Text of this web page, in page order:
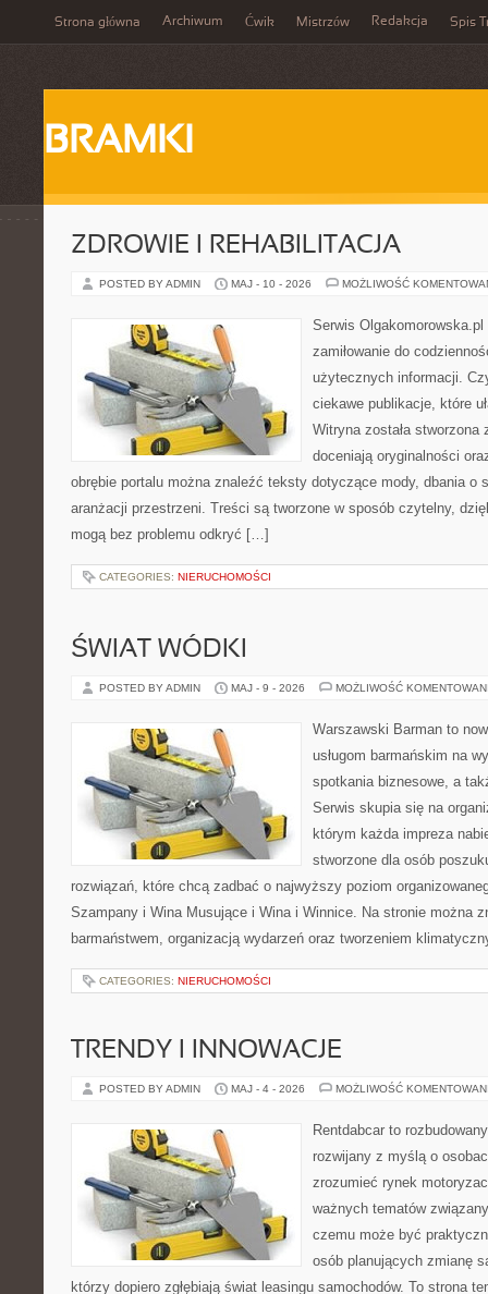
Strona główna Archiwum Ćwik Mistrzów Redakcja Spis
BRAMKI
ZDROWIE I REHABILITACJA
POSTED BY ADMIN MAJ - 10 - 2026 MOŻLIWOŚĆ
Serwis
zamiłowanie do
użytecznych informacji.
ciekawe publikacje, które
Witryna została
doceniają oryginalności
obrębie portalu można znaleźć teksty dotyczące mody, dbania o
aranżacji przestrzeni. Treści są tworzone w sposób czytelny,
mogą bez problemu odkryć […]
CATEGORIES: NIERUCHOMOŚCI
ŚWIAT WÓDKI
POSTED BY ADMIN MAJ - 9 - 2026 MOŻLIWOŚĆ
Warszawski Barman to
usługom barmańskim na
spotkania biznesowe, a
Serwis skupia się na
którym każda impreza
stworzone dla osób
rozwiązań, które chcą zadbać o najwyższy poziom
Szampany i Wina Musujące i Wina i Winnice. Na stronie można
barmaństwem, organizacją wydarzeń oraz tworzeniem
CATEGORIES: NIERUCHOMOŚCI
TRENDY I INNOWACJE
POSTED BY ADMIN MAJ - 4 - 2026 MOŻLIWOŚĆ
Rentdabcar to
rozwijany z myślą o
zrozumieć rynek
ważnych tematów
czemu może być
osób planujących zmianę
którzy dopiero zgłębiają świat leasingu samochodów. To strona